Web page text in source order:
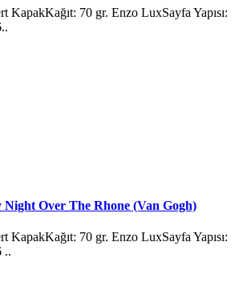
KapakKağıt: 70 gr. Enzo LuxSayfa Yapısı:
Over The Rhone (Van Gogh)
KapakKağıt: 70 gr. Enzo LuxSayfa Yapısı:
..